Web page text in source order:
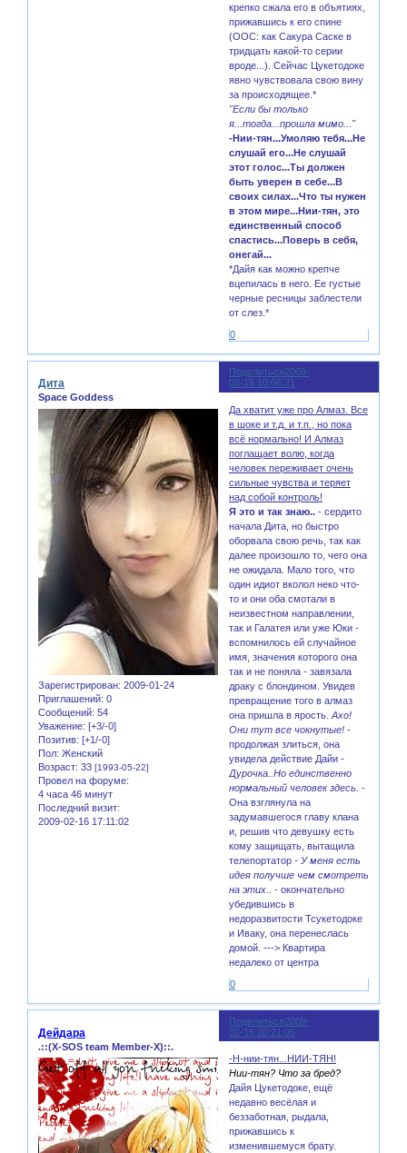
крепко сжала его в объятиях,
прижавшись к его спине
(ООС: как Сакура Саске в
тридцать какой-то серии
вроде...). Сейчас Цукетодоке
явно чувствовала свою вину
за происходящее.*
"Если бы только
я...тогда...прошла мимо..."
-Нии-тян...Умоляю тебя...Не
слушай его...Не слушай
этот голос...Ты должен
быть уверен в себе...В
своих силах...Что ты нужен
в этом мире...Нии-тян, это
единственный способ
спастись...Поверь в себя,
онегай...
*Дайя как можно крепче
вцепилась в него. Ее густые
черные ресницы заблестели
от слез.*
0
Поделиться2009-
02-15 10:06:21
Дита
Space Goddess
Зарегистрирован: 2009-01-24
Приглашений: 0
Сообщений: 54
Уважение: [+3/-0]
Позитив: [+1/-0]
Пол: Женский
Возраст: 33 [1993-05-22]
Провел на форуме:
4 часа 46 минут
Последний визит:
2009-02-16 17:11:02
Да хватит уже про Алмаз. Все
в шоке и т.д. и т.п., но пока
всё нормально! И Алмаз
поглащает волю, когда
человек переживает очень
сильные чувства и теряет
над собой контроль!
Я это и так знаю.. - сердито
начала Дита, но быстро
оборвала свою речь, так как
далее произошло то, чего она
не ожидала. Мало того, что
один идиот вколол неко что-
то и они оба смотали в
неизвестном направлении,
так и Галатея или уже Юки -
вспомнилось ей случайное
имя, значения которого она
так и не поняла - завязала
драку с блондином. Увидев
превращение того в алмаз
она пришла в ярость.Ахо!
Они тут все чокнутые!-
продолжая злиться, она
увидела действие Дайи -
Дурочка..Но единственно
нормальный человек здесь. -
Она взглянула на
задумавшегося главу клана
и, решив что девушку есть
кому защищать, вытащила
телепортатор - У меня есть
идея получше чем смотреть
на этих..
- окончательно
убедившись в
недоразвитости Тсукетодоке
и Иваку, она перенеслась
домой. ---> Квартира
недалеко от центра
0
Поделиться2009-
02-15 20:21:05
Дейдара
.::(X-SOS team Member-X)::.
-Н-нии-тян...НИИ-ТЯН!
Нии-тян? Что за бред?
Дайя Цукетодоке, ещё
недавно весёлая и
беззаботная, рыдала,
прижавшись к
изменившемуся брату.